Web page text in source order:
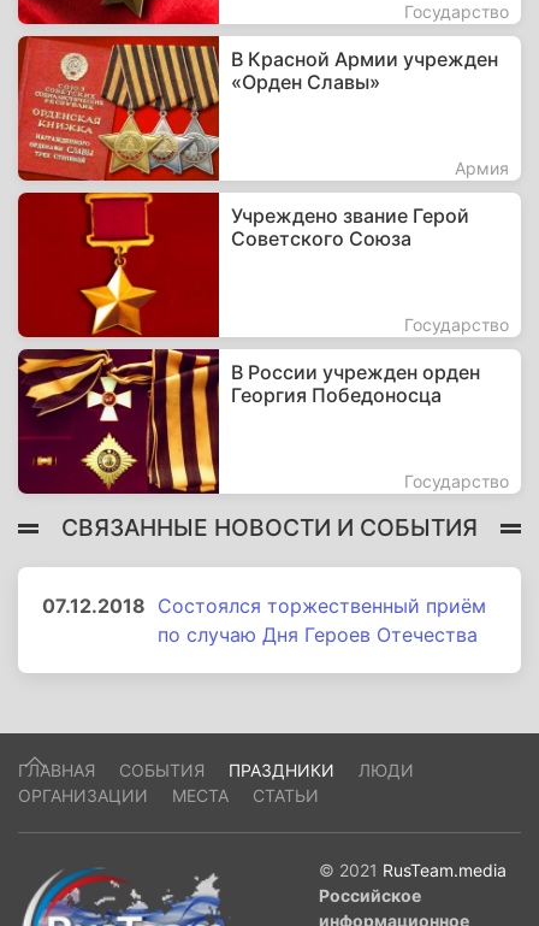
Государство
В Красной Армии учрежден
«Орден Славы»
Армия
Учреждено звание Герой
Советского Союза
Государство
В России учрежден орден
Георгия Победоносца
Государство
СВЯЗАННЫЕ НОВОСТИ И СОБЫТИЯ
07.12.2018 Состоялся торжественный приём
по случаю Дня Героев Отечества
ГЛАВНАЯ СОБЫТИЯ ПРАЗДНИКИ
ЛЮДИ
ОРГАНИЗАЦИИ
МЕСТА СТАТЬИ
© 2021 RusTeam.media
Российское
информационное